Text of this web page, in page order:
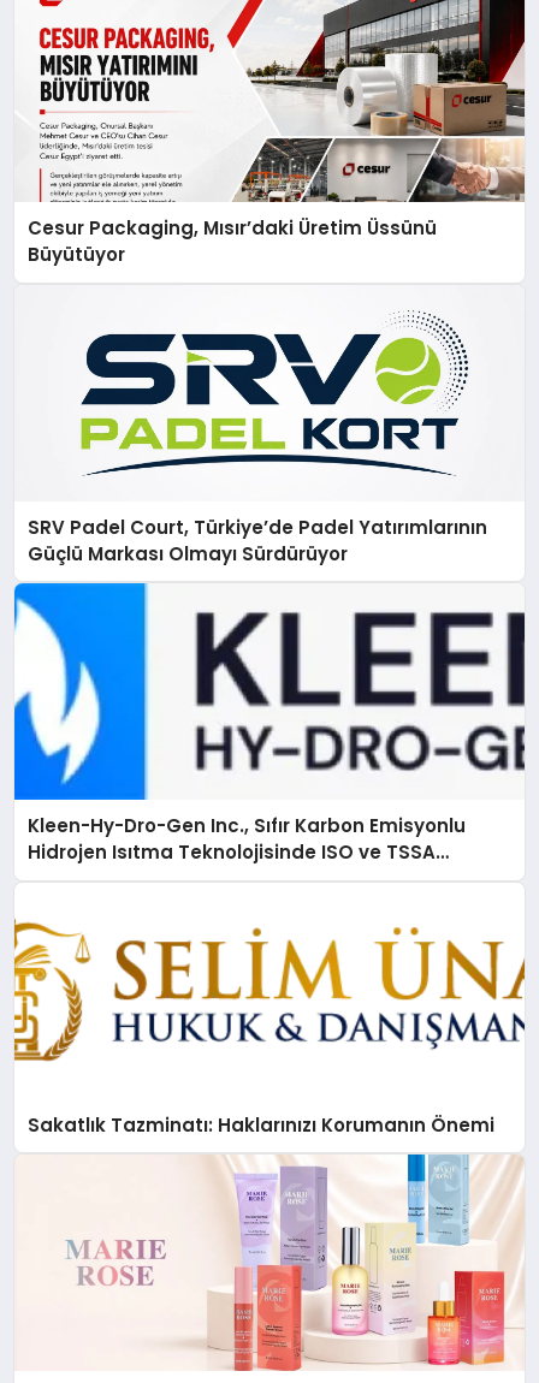
Cesur Packaging, Mısır’daki Üretim Üssünü
Büyütüyor
SRV Padel Court, Türkiye’de Padel Yatırımlarının
Güçlü Markası Olmayı Sürdürüyor
Kleen-Hy-Dro-Gen Inc., Sıfır Karbon Emisyonlu
Hidrojen Isıtma Teknolojisinde ISO ve TSSA
Düzenleyici Onaylarını Aldı
Sakatlık Tazminatı: Haklarınızı Korumanın Önemi